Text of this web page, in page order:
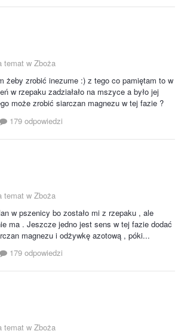
temat w Zboża
żeby zrobić inezume :) z tego co pamiętam to w
w rzepaku zadziałało na mszyce a było jej
może zrobić siarczan magnezu w tej fazie ?
179 odpowiedzi
temat w Zboża
w pszenicy bo zostało mi z rzepaku , ale
ma . Jeszcze jedno jest sens w tej fazie dodać
magnezu i odżywkę azotową , póki...
179 odpowiedzi
temat w Zboża